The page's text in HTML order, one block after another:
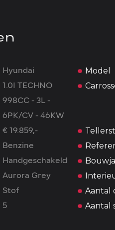
Hyundai Model
1.0I TECHNO
998CC - 3L -
6PK/CV - 46KW
€ 19.859,-
Benzine
Handgeschakeld
Aurora Grey
Stof Aantal
5 Aantal